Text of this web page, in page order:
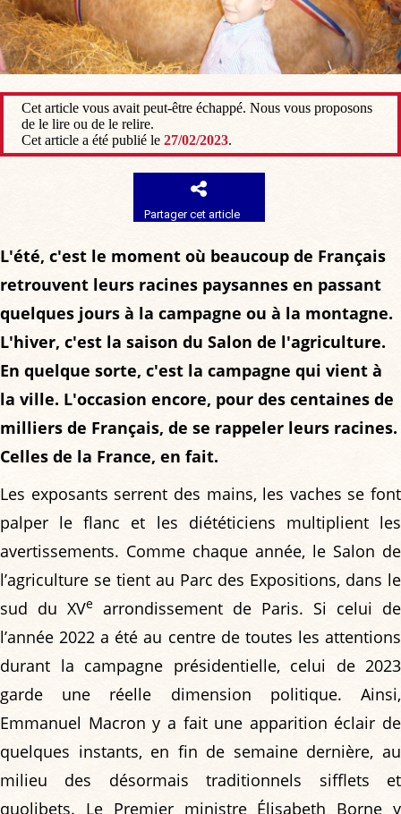
Cet article vous avait peut-être échappé. Nous vous proposons
de le lire ou de le relire.
Cet article a été publié le 27/02/2023.
Partager cet article
L'été, c'est le moment où beaucoup de Français
retrouvent leurs racines paysannes en passant
quelques jours à la campagne ou à la montagne.
L'hiver, c'est la saison du Salon de l'agriculture.
En quelque sorte, c'est la campagne qui vient à
la ville. L'occasion encore, pour des centaines de
milliers de Français, de se rappeler leurs racines.
Celles de la France, en fait.
Les exposants serrent des mains, les vaches se font
palper le flanc et les diététiciens multiplient les
avertissements. Comme chaque année, le Salon de
l’agriculture se tient au Parc des Expositions, dans le
sud du XVe
arrondissement de Paris. Si celui de
l’année 2022 a été au centre de toutes les attentions
durant la campagne présidentielle, celui de 2023
garde une réelle dimension politique. Ainsi,
Emmanuel Macron y a fait une apparition éclair de
quelques instants, en fin de semaine dernière, au
milieu des désormais traditionnels sifflets et
quolibets. Le Premier ministre Élisabeth Borne y